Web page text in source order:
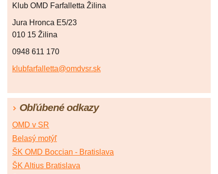
Klub OMD Farfalletta Žilina
Jura Hronca E5/23
010 15 Žilina
0948 611 170
klubfarfalletta@omdvsr.sk
Obľúbené odkazy
OMD v SR
Belasý motýľ
ŠK OMD Boccian - Bratislava
ŠK Altius Bratislava